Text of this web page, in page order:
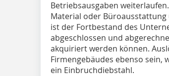
Betriebsausgaben
Material oder
ist der Fortbestand des
abgeschlossen und
akquiriert werden können.
Firmengebäudes ebenso sein,
ein Einbruchdiebstahl.